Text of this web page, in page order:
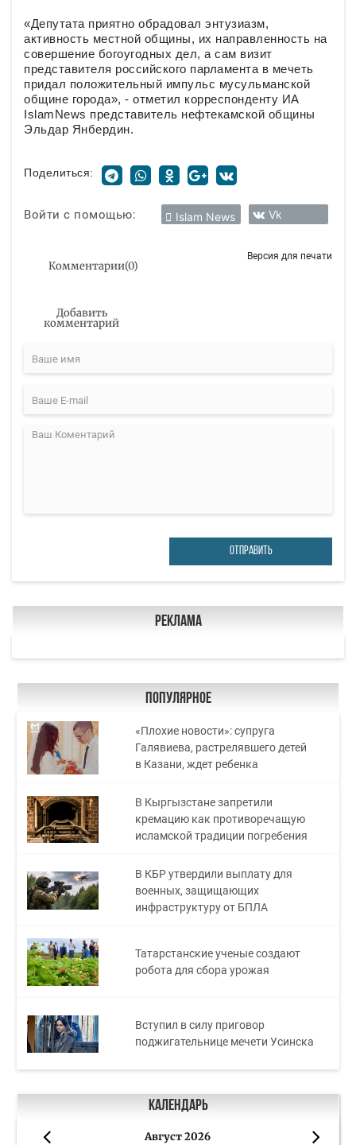
«Депутата приятно обрадовал энтузиазм,
активность местной общины, их направленность на
совершение богоугодных дел, а сам визит
представителя российского парламента в мечеть
придал положительный импульс мусульманской
общине города», - отметил корреспонденту ИА
IslamNews представитель нефтекамской общины
Эльдар Янбердин.
Поделиться:
Войти с помощью: Islam News Vk
Комментарии(0)
Версия для печати
Добавить
комментарий
ОТПРАВИТЬ
Реклама
Популярное
«Плохие новости»: супруга
Галявиева, растрелявшего детей
в Казани, ждет ребенка
В Кыргызстане запретили
кремацию как противоречащую
исламской традиции погребения
В КБР утвердили выплату для
военных, защищающих
инфраструктуру от БПЛА
Татарстанские ученые создают
робота для сбора урожая
Вступил в силу приговор
поджигательнице мечети Усинска
Календарь
Август 2026